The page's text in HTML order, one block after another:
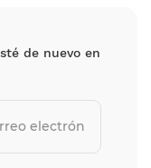
de nuevo en